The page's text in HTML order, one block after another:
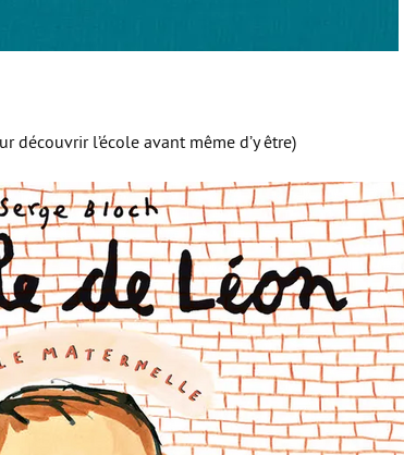
découvrir l’école avant même d’y être)